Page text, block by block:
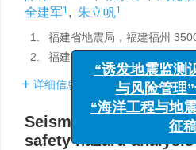
全建军1, 朱立帆1
1.
福建省地震局，福建福州
2.
福建省震灾风险防治中心，福
详细信息
Seismic intensity
safety hazard
“诱发地震监测
与风险管理
“海洋工程与地
征